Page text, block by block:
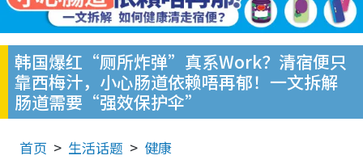
韩国爆红“厕所炸弹”真系Work？清宿便只
靠西梅汁，小心肠道依赖唔再郁！一文拆解
肠道需要“强效保护伞”
首页 生活话题 健康